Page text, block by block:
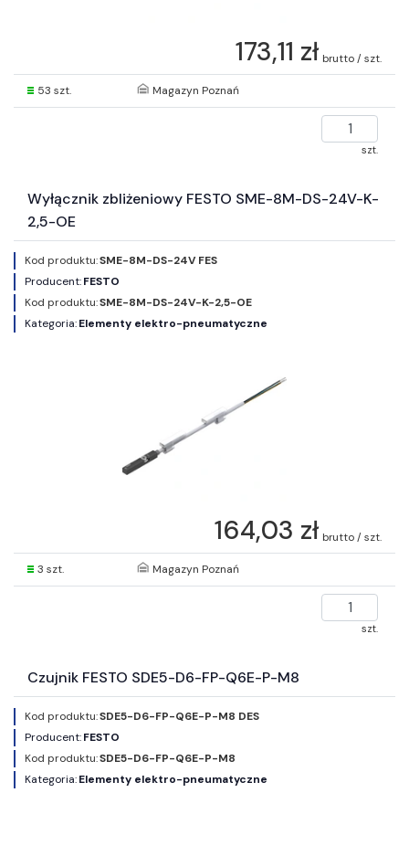
173,11 zł brutto / szt.
53 szt. Magazyn Poznań
szt.
Wyłącznik zbliżeniowy FESTO SME-8M-DS-24V-K-
2,5-OE
Kod produktu:SME-8M-DS-24V FES
Producent:FESTO
Kod produktu:SME-8M-DS-24V-K-2,5-OE
Kategoria:Elementy elektro-pneumatyczne
164,03 zł brutto / szt.
3 szt. Magazyn Poznań
szt.
Czujnik FESTO SDE5-D6-FP-Q6E-P-M8
Kod produktu:SDE5-D6-FP-Q6E-P-M8 DES
Producent:FESTO
Kod produktu:SDE5-D6-FP-Q6E-P-M8
Kategoria:Elementy elektro-pneumatyczne